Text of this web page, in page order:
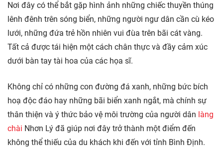
Nơi đây có thể bắt gặp hình ảnh những chiếc thuyền thúng
lênh đênh trên sóng biển, những người ngư dân cần cù kéo
lưới, những đứa trẻ hồn nhiên vui đùa trên bãi cát vàng.
Tất cả được tái hiện một cách chân thực và đầy cảm xúc
dưới bàn tay tài hoa của các họa sĩ.
Không chỉ có những con đường đá xanh, những bức bích
hoạ độc đáo hay những bãi biển xanh ngắt, mà chính sự
thân thiện và ý thức bảo vệ môi trường của người dân làng
chài Nhơn Lý đã giúp nơi đây trở thành một điểm đến
không thể thiếu của du khách khi đến với tỉnh Bình Định.